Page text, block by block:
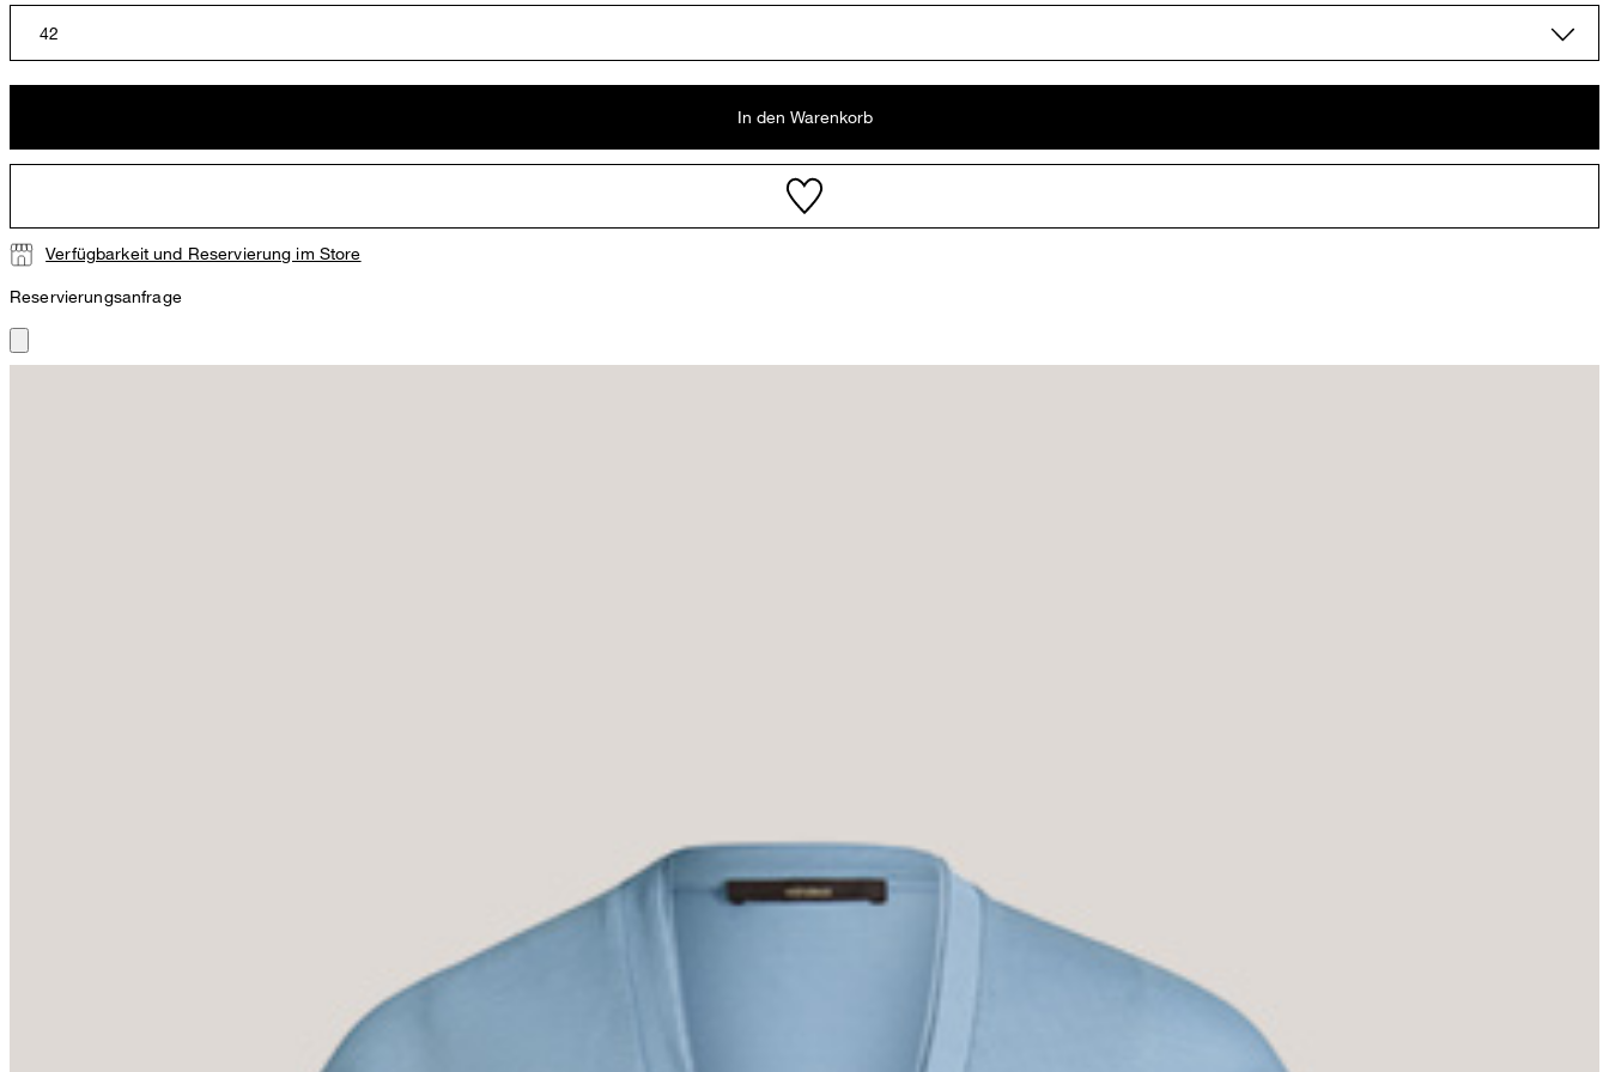
42
In den Warenkorb
Verfügbarkeit und Reservierung im Store
Reservierungsanfrage